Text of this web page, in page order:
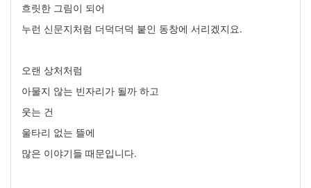
흐릿한 그림이 되어
누런 신문지처럼 더덕더덕 붙인 동창에 서리겠지요.
오랜 상처처럼
아물지 않는 빈자리가 될까 하고
웃는 건
울타리 없는 뜰에
많은 이야기들 때문입니다.